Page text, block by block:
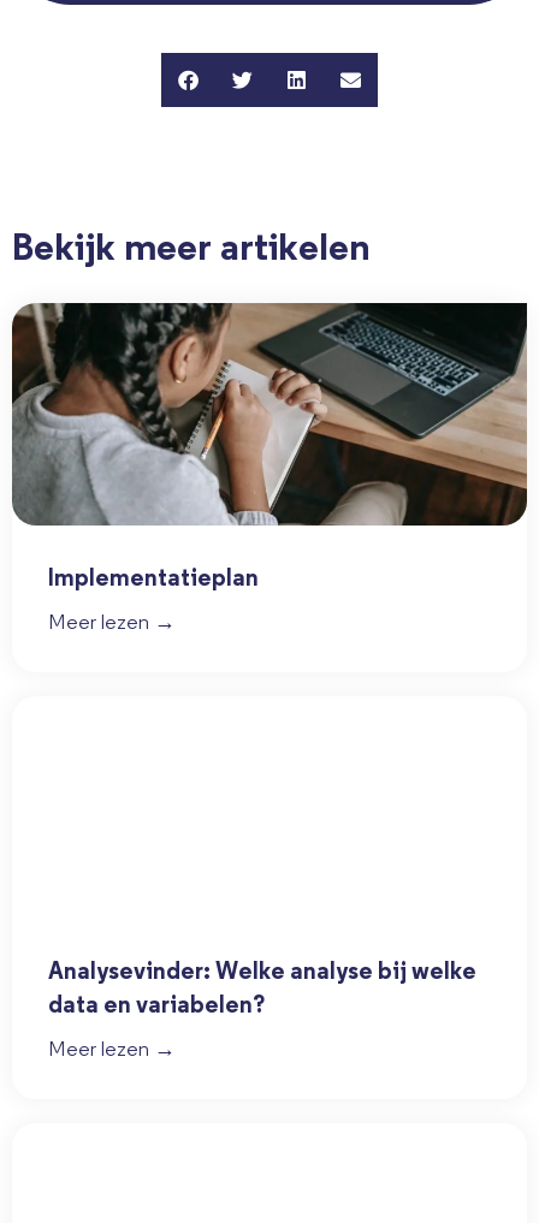
Bekijk meer artikelen
Implementatieplan
Meer lezen →
Analysevinder: Welke analyse bij welke
data en variabelen?
Meer lezen →